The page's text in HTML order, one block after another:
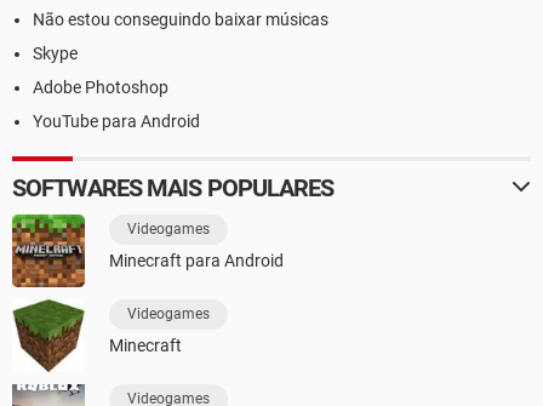
Não estou conseguindo baixar músicas
Skype
Adobe Photoshop
YouTube para Android
SOFTWARES MAIS POPULARES
Videogames
Minecraft para Android
Videogames
Minecraft
Videogames